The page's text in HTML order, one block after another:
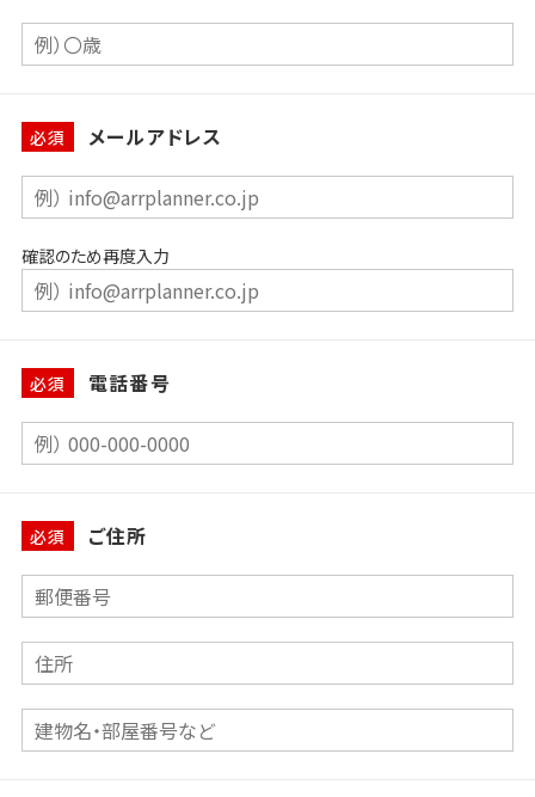
必須 メールアドレス
確認のため再度入力
必須 電話番号
必須 ご住所